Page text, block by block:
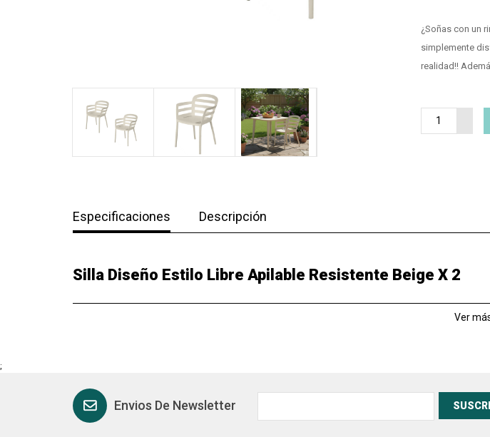
¿Soñas con un
simplemente
realidad!!
Especificaciones Descripción
Silla Diseño Estilo Libre Apilable Resistente Beige X 2
Ver
;
Envios De Newsletter